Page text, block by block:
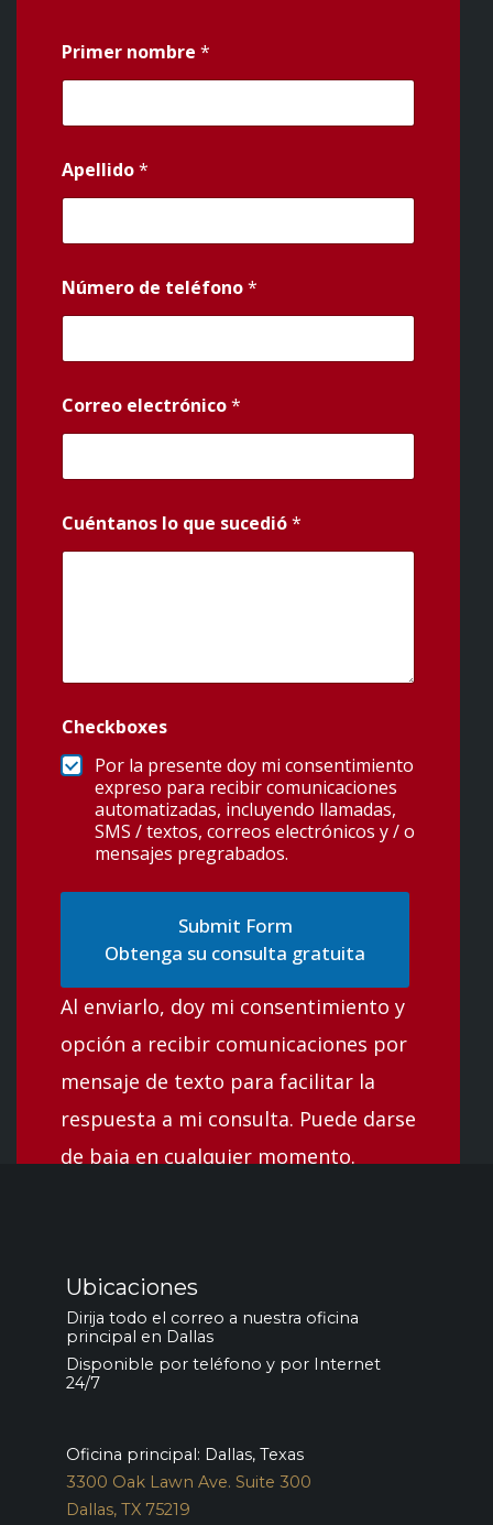
Primer nombre *
Apellido*
Número de teléfono*
Correo electrónico*
Cuéntanos lo que sucedió*
Checkboxes
Por la presente doy mi consentimiento
expreso para recibir comunicaciones
automatizadas, incluyendo llamadas,
SMS / textos, correos electrónicos y / o
mensajes pregrabados.
Obtenga su consulta gratuita
Al enviarlo, doy mi consentimiento y
opción a recibir comunicaciones por
mensaje de texto para facilitar la
respuesta a mi consulta. Puede darse
de baja en cualquier momento.
Ubicaciones
Dirija todo el correo a nuestra oficina
principal en Dallas
Disponible por teléfono y por Internet
24/7
Oficina principal: Dallas, Texas
3300 Oak Lawn Ave. Suite 300
Dallas, TX 75219